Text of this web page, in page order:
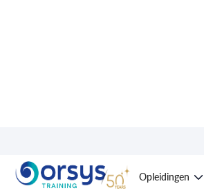
Opleidingen
Opleiding :